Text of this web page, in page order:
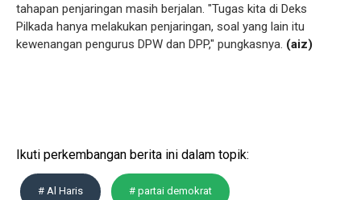
tahapan penjaringan masih berjalan. "Tugas kita di Deks
Pilkada hanya melakukan penjaringan, soal yang lain itu
kewenangan pengurus DPW dan DPP," pungkasnya. (aiz)
Ikuti perkembangan berita ini dalam topik:
# Al Haris # partai demokrat